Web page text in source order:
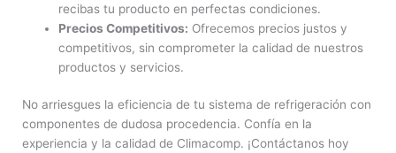
recibas tu producto en perfectas condiciones.
Precios Competitivos: Ofrecemos precios justos y
competitivos, sin comprometer la calidad de nuestros
productos y servicios.
No arriesgues la eficiencia de tu sistema de refrigeración con
componentes de dudosa procedencia. Confía en la
experiencia y la calidad de Climacomp. ¡Contáctanos hoy